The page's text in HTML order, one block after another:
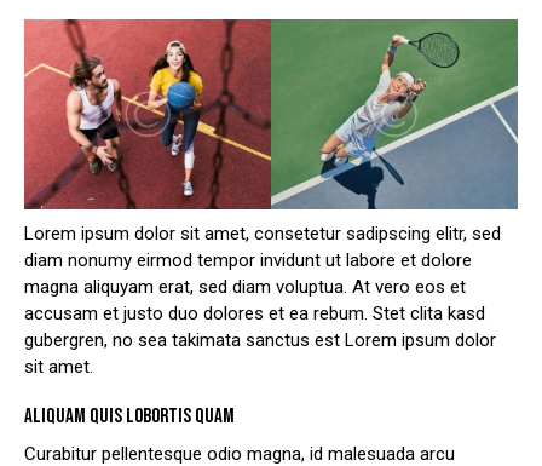
Lorem ipsum dolor sit amet, consetetur sadipscing elitr, sed
diam nonumy eirmod tempor invidunt ut labore et dolore
magna aliquyam erat, sed diam voluptua. At vero eos et
accusam et justo duo dolores et ea rebum. Stet clita kasd
gubergren, no sea takimata sanctus est Lorem ipsum dolor
sit amet.
ALIQUAM QUIS LOBORTIS QUAM
Curabitur pellentesque odio magna, id malesuada arcu